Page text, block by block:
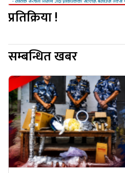
प्रतिक्रिया !
सम्बन्धित खबर